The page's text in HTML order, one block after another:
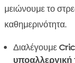
μειώνουμε το
καθημερινότητα.
Διαλέγουμε